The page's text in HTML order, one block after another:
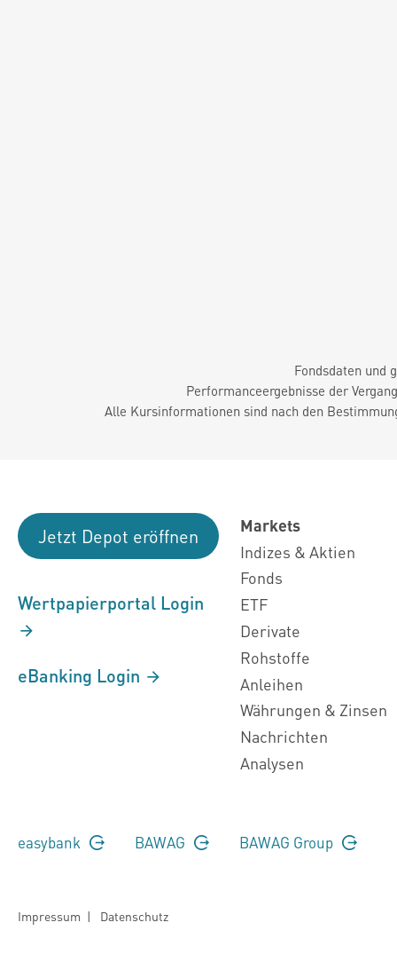
Fondsdaten und
Performanceergebnisse der
Alle Kursinformationen sind nach den
Jetzt Depot eröffnen
Wertpapierportal Login
eBanking Login
Markets
Indizes & Aktien
Fonds
ETF
Derivate
Rohstoffe
Anleihen
Währungen & Zinsen
Nachrichten
Analysen
easybank BAWAG BAWAG Group
Impressum | Datenschutz